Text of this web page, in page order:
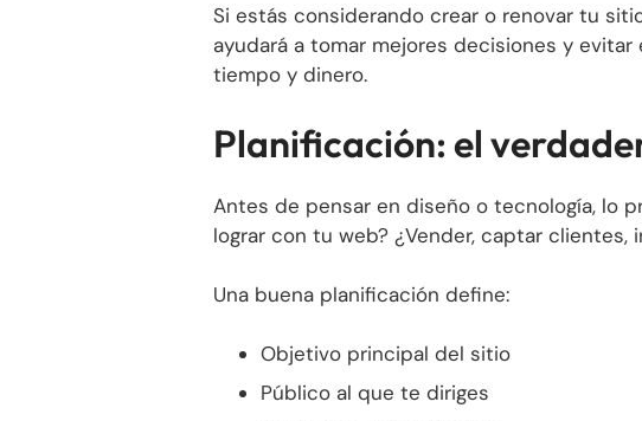
Si estás considerando crear o renovar tu
ayudará a tomar mejores decisiones y
tiempo y dinero.
Planificación: el
Antes de pensar en diseño o tecnología, lo
lograr con tu web? ¿Vender, captar clientes,
Una buena planificación define:
Objetivo principal del sitio
Público al que te diriges